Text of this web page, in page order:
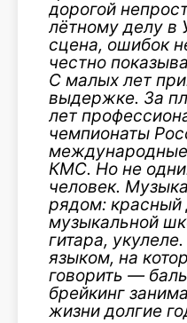
дорогой
лётному делу в
сцена, ошибок
честно
С малых лет
выдержке. За
лет
чемпионаты
международные
КМС. Но не
человек.
рядом: красный
музыкальной
гитара, укулеле.
языком, на
говорить —
брейкинг
жизни долгие